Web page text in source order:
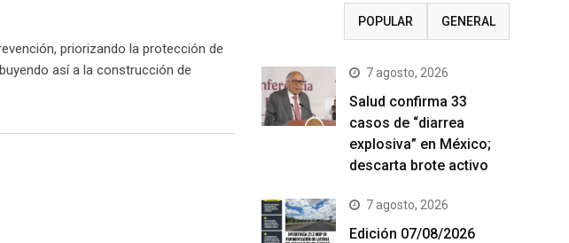
priorizando la protección de
así a la construcción de
POPULAR GENERAL
7 agosto, 2026
Salud confirma 33
casos de “diarrea
explosiva” en México;
descarta brote activo
7 agosto, 2026
Edición 07/08/2026